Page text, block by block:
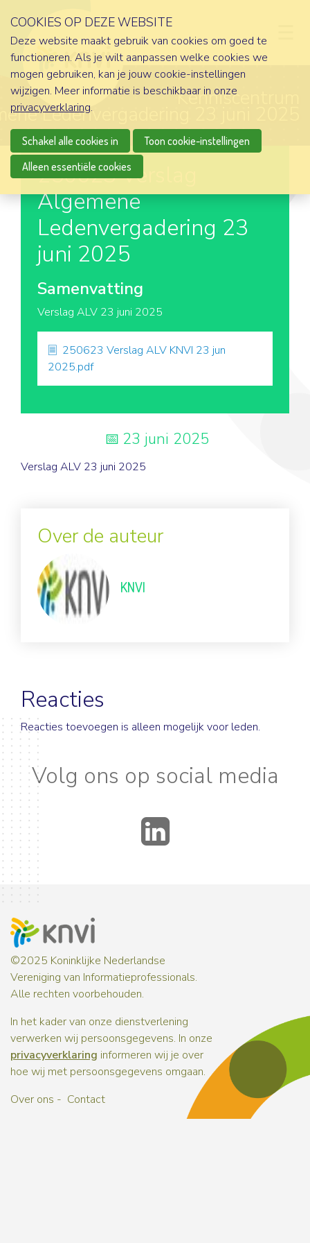
Kenniscentrum
Ledenvergadering 23 juni 2025
250623 Verslag
Algemene
Ledenvergadering 23
juni 2025
Samenvatting
Verslag ALV 23 juni 2025
250623 Verslag ALV KNVI 23 jun
2025.pdf
23 juni 2025
Verslag ALV 23 juni 2025
Over de auteur
KNVI
Reacties
Reacties toevoegen is alleen mogelijk voor leden.
Volg ons op social media
©2025 Koninklijke Nederlandse
Vereniging van Informatieprofessionals.
Alle rechten voorbehouden.
In het kader van onze dienstverlening
verwerken wij persoonsgegevens. In onze
privacyverklaring informeren wij je over
hoe wij met persoonsgegevens omgaan.
Over ons
Contact
COOKIES OP DEZE WEBSITE
Deze website maakt gebruik van cookies om goed te
functioneren. Als je wilt aanpassen welke cookies we
mogen gebruiken, kan je jouw cookie-instellingen
wijzigen. Meer informatie is beschikbaar in onze
privacyverklaring.
Schakel alle cookies in
Toon cookie-instellingen
Alleen essentiële cookies